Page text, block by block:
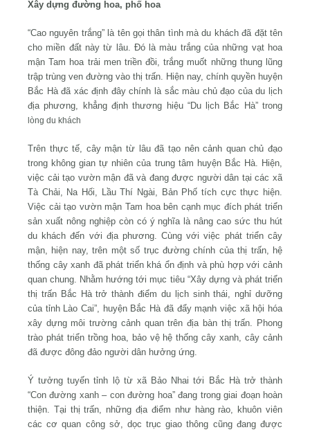
Xây dựng đường hoa, phố hoa
“Cao nguyên trắng” là tên gọi thân tình mà du khách đã đặt tên
cho miền đất này từ lâu. Đó là màu trắng của những vạt hoa
mận Tam hoa trải men triền đồi, trắng muốt những thung lũng
trập trùng ven đường vào thị trấn. Hiện nay, chính quyền huyện
Bắc Hà đã xác định đây chính là sắc màu chủ đạo của du lịch
địa phương, khẳng định thương hiệu “Du lịch Bắc Hà” trong
lòng du khách
Trên thực tế, cây mận từ lâu đã tạo nên cảnh quan chủ đạo
trong không gian tự nhiên của trung tâm huyện Bắc Hà. Hiện,
việc cải tạo vườn mận đã và đang được người dân tại các xã
Tà Chải, Na Hối, Lầu Thí Ngài, Bản Phố tích cực thực hiện.
Việc cải tạo vườn mận Tam hoa bên cạnh mục đích phát triển
sản xuất nông nghiệp còn có ý nghĩa là nâng cao sức thu hút
du khách đến với địa phương. Cùng với việc phát triển cây
mận, hiện nay, trên một số trục đường chính của thị trấn, hệ
thống cây xanh đã phát triển khá ổn định và phù hợp với cảnh
quan chung. Nhằm hướng tới mục tiêu “Xây dựng và phát triển
thị trấn Bắc Hà trở thành điểm du lịch sinh thái, nghỉ dưỡng
của tỉnh Lào Cai”, huyện Bắc Hà đã đẩy mạnh việc xã hội hóa
xây dựng môi trường cảnh quan trên địa bàn thị trấn. Phong
trào phát triển trồng hoa, bảo vệ hệ thống cây xanh, cây cảnh
đã được đông đảo người dân hưởng ứng.
Ý tưởng tuyến tỉnh lộ từ xã Bảo Nhai tới Bắc Hà trở thành
“Con đường xanh – con đường hoa” đang trong giai đoạn hoàn
thiện. Tại thị trấn, những địa điểm như hàng rào, khuôn viên
các cơ quan công sở, dọc trục giao thông cũng đang được